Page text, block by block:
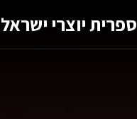
ספרית יוצרי ישראל